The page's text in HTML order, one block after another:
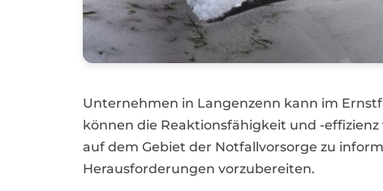
Unternehmen in Langenzenn kann im
können die Reaktionsfähigkeit und -
auf dem Gebiet der Notfallvorsorge zu
Herausforderungen vorzubereiten.